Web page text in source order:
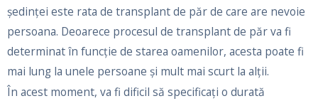
ședinței este rata de transplant de păr de care are nevoie
persoana. Deoarece procesul de transplant de păr va fi
determinat în funcție de starea oamenilor, acesta poate fi
mai lung la unele persoane și mult mai scurt la alții.
În acest moment, va fi dificil să specificați o durată